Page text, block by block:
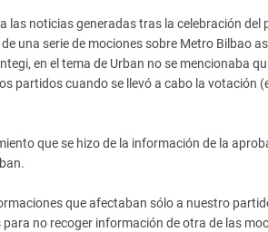
noticias generadas tras la celebración del
una serie de mociones sobre Metro Bilbao
en el tema de Urban no se mencionaba
partidos cuando se llevó a cabo la votación
que se hizo de la información de la
que afectaban sólo a nuestro
no recoger información de otra de las